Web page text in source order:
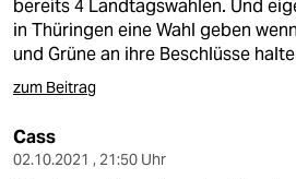
bereits 4 Landtagswahlen. Und
in Thüringen eine Wahl geben
und Grüne an ihre Beschlüsse
zum Beitrag
Cass
02.10.2021 , 21:50 Uhr